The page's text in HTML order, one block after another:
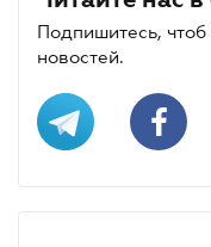
Подпишитесь,
новостей.